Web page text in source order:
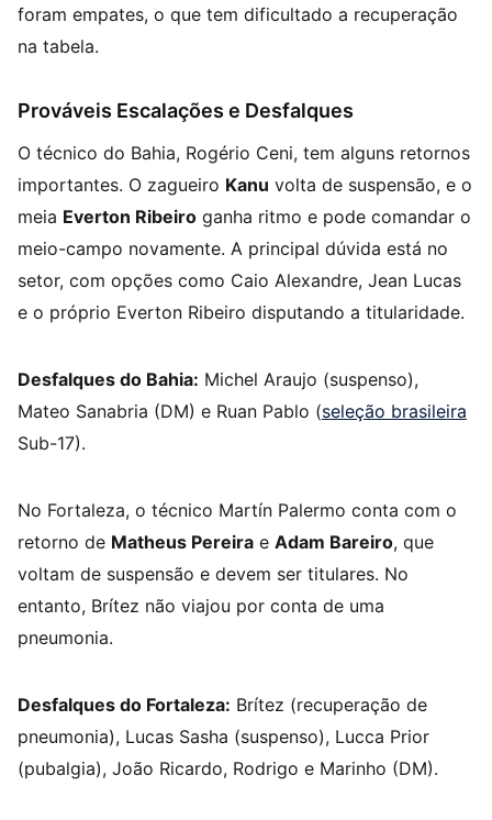
foram empates, o que tem dificultado a recuperação
na tabela.
Prováveis Escalações e Desfalques
O técnico do Bahia, Rogério Ceni, tem alguns retornos
importantes. O zagueiro Kanu volta de suspensão, e o
meia Everton Ribeiro ganha ritmo e pode comandar o
meio-campo novamente. A principal dúvida está no
setor, com opções como Caio Alexandre, Jean Lucas
e o próprio Everton Ribeiro disputando a titularidade.
Desfalques do Bahia: Michel Araujo (suspenso),
Mateo Sanabria (DM) e Ruan Pablo (seleção brasileira
Sub-17).
No Fortaleza, o técnico Martín Palermo conta com o
retorno de Matheus Pereira e Adam Bareiro, que
voltam de suspensão e devem ser titulares. No
entanto, Brítez não viajou por conta de uma
pneumonia.
Desfalques do Fortaleza: Brítez (recuperação de
pneumonia), Lucas Sasha (suspenso), Lucca Prior
(pubalgia), João Ricardo, Rodrigo e Marinho (DM).